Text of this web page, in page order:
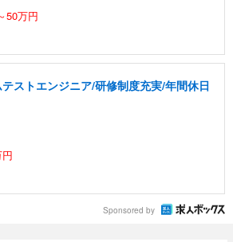
50万円
ストエンジニア/研修制度充実/年間休日
Sponsored by